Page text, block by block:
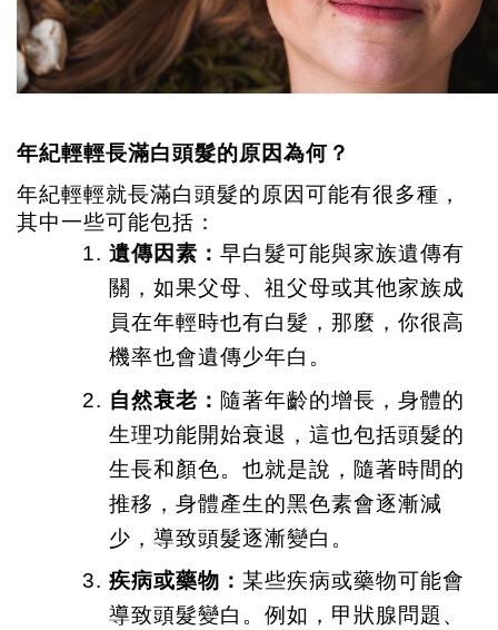
年紀輕輕長滿白頭髮的原因為何？
年紀輕輕就長滿白頭髮的原因可能有很多種，
其中一些可能包括：
遺傳因素： 早白髮可能與家族遺傳有
關，如果父母、祖父母或其他家族成
員在年輕時也有白髮，那麼，你很高
機率也會遺傳少年白。
自然衰老： 隨著年齡的增長，身體的
生理功能開始衰退，這也包括頭髮的
生長和顏色。也就是說，隨著時間的
推移，身體產生的黑色素會逐漸減
少，導致頭髮逐漸變白。
疾病或藥物： 某些疾病或藥物可能會
導致頭髮變白。例如，甲狀腺問題、